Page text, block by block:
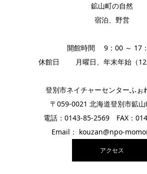
鉱山町の自然
宿泊、野営
開館時間 9：00 ～ 17
休館日 月曜日、年末年始（12/
登別市ネイチャーセンターふぉ
〒059-0021 北海道登別市鉱
電話：0143-85-2569 FAX：
Email： kouzan@npo-
アクセス